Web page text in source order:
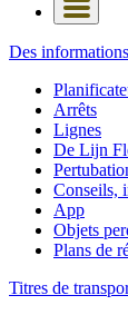
Des
Arrêts
Lignes
De Lijn
Conseils,
App
Objets
Plans de
Titres de